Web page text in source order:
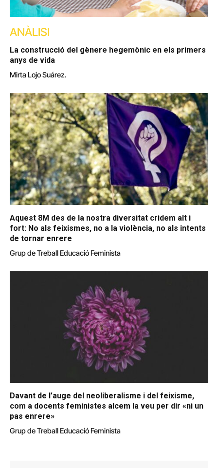
ANÀLISI
La construcció del gènere hegemònic en els primers
anys de vida
Mirta Lojo Suárez.
Aquest 8M des de la nostra diversitat cridem alt i
fort: No als feixismes, no a la violència, no als intents
de tornar enrere
Grup de Treball Educació Feminista
Davant de l’auge del neoliberalisme i del feixisme,
com a docents feministes alcem la veu per dir «ni un
pas enrere»
Grup de Treball Educació Feminista